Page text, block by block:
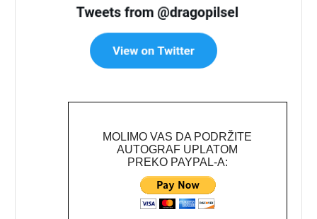
MOLIMO VAS DA PODRŽITE
AUTOGRAF UPLATOM
PREKO PAYPAL-A: